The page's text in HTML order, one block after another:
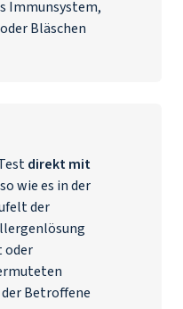
Immunsystem,
Bläschen
direkt mit
wie es in der
der
oder
Betroffene